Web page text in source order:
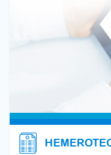
Mandar email a
Clínica Dental en
ampliar equipo para
a nuestros pacientes.
familiar. Buscamos un
Incorporación
Interesados mandar el
Clínica dental privada
colaborador con
media jornada a la